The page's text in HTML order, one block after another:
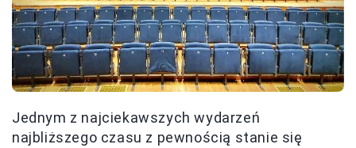
Jednym z najciekawszych wydarzeń
najbliższego czasu z pewnością stanie się